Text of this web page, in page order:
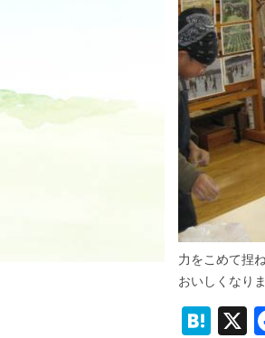
力をこめて捏ね
おいしくなり
H
X